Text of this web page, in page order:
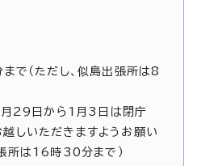
（ただし、似島出張所は8
月29日から1月3日は閉庁
しいただきますようお願い
張所は16時30分まで）